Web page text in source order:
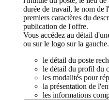
durée de travail, le nom de
premiers caractères du
publication de l'offre.
Vous accédez au détail
ou sur le logo sur la
le détail du poste
le détail du profil du
les modalités pour
la présentation de
les informations